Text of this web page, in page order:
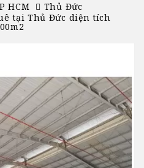
HCM
Thủ Đức
tại Thủ Đức diện tích